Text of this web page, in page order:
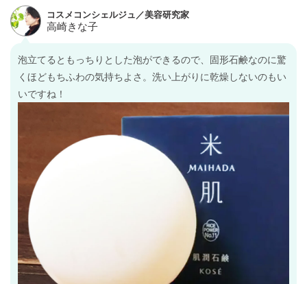
泡立てるともっちりとした泡ができるので、固形石鹸なのに驚
くほどもちふわの気持ちよさ。洗い上がりに乾燥しないのもい
いですね！